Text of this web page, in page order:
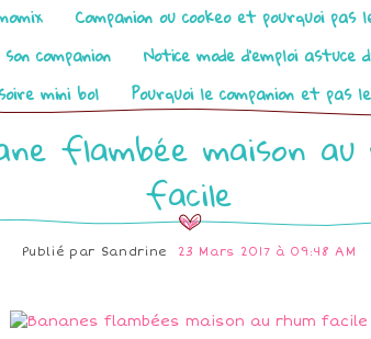
Companion ou cookeo et pourquoi pas
companion
Notice mode d’emploi
mini bol Pourquoi le companion et pas
flambée maison au
facile
Publié par Sandrine 23 Mars 2017 à 09:48 AM